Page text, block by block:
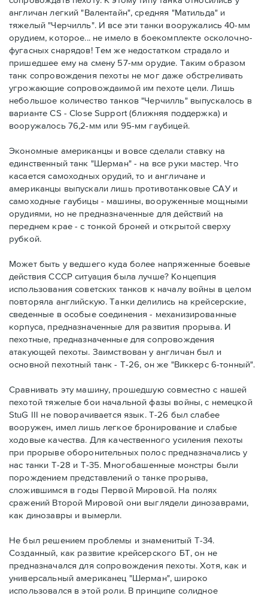
англичан легкий "Валентайн", средняя "Матильда" и
тяжелый "Черчилль". И все эти танки вооружались 40-мм
орудием, которое... не имело в боекомплекте осколочно-
фугасных снарядов! Тем же недостатком страдало и
пришедшее ему на смену 57-мм орудие. Таким образом
танк сопровождения пехоты не мог даже обстреливать
угрожающие сопровождаимой им пехоте цели. Лишь
небольшое количество танков "Черчилль" выпускалось в
варианте CS - Close Support (ближняя поддержка) и
вооружалось 76,2-мм или 95-мм гаубицей.
Экономные американцы и вовсе сделали ставку на
единственный танк "Шерман" - на все руки мастер. Что
касается самоходных орудий, то и англичане и
американцы выпускали лишь противотанковые САУ и
самоходные гаубицы - машины, вооруженные мощными
орудиями, но не предназначенные для действий на
переднем крае - с тонкой броней и открытой сверху
рубкой.
Может быть у ведшего куда более напряженные боевые
действия СССР ситуация была лучше? Концепция
использования советских танков к началу войны в целом
повторяла английскую. Танки делились на крейсерские,
сведенные в особые соединения - механизированные
корпуса, предназначенные для развития прорыва. И
пехотные, предназначенные для сопровождения
атакующей пехоты. Заимствован у англичан был и
основной пехотный танк - Т-26, он же "Виккерс 6-тонный".
Сравнивать эту машину, прошедшую совместно с нашей
пехотой тяжелые бои начальной фазы войны, с немецкой
StuG III не поворачивается язык. Т-26 был слабее
вооружен, имел лишь легкое бронирование и слабые
ходовые качества. Для качественного усиления пехоты
при прорыве оборонительных полос предназначались у
нас танки Т-28 и Т-35. Многобашенные монстры были
порождением представлений о танке прорыва,
сложившимся в годы Первой Мировой. На полях
сражений Второй Мировой они выглядели динозаврами,
как динозавры и вымерли.
Не был решением проблемы и знаменитый Т-34.
Созданный, как развитие крейсерского БТ, он не
предназначался для сопровождения пехоты. Хотя, как и
универсальный американец "Шерман", широко
использовался в этой роли. В принципе солидное